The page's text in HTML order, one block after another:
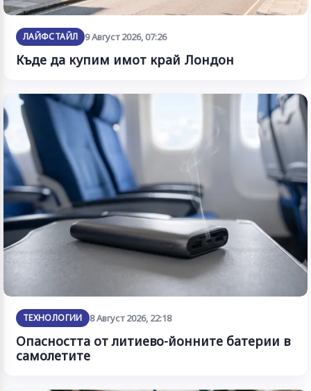
ЛАЙФСТАЙЛ 9 Август 2026, 07:26
Къде да купим имот край Лондон
ТЕХНОЛОГИИ 8 Август 2026, 22:18
Опасността от литиево-йонните батерии в
самолетите